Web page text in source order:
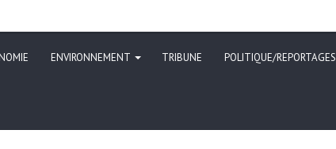
ENVIRONNEMENT TRIBUNE POLITIQUE/REPORTAGES